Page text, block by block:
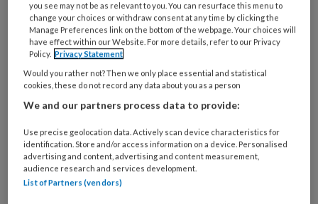
Wat
is
je
e-
mailadres?
Kies
je
wachtwoord* *
Kies
je
functie *
Bij
you see may not be as relevant to you. You can resurface this menu to
change your choices or withdraw consent at any time by clicking the
Manage Preferences link on the bottom of the webpage. Your choices will
have effect within our Website. For more details, refer to our Privacy
Policy. Privacy Statement
Would you rather not? Then we only place essential and statistical
cookies, these do not record any data about you as a person
We and our partners process data to provide:
Use precise geolocation data. Actively scan device characteristics for
identification. Store and/or access information on a device. Personalised
advertising and content, advertising and content measurement,
audience research and services development.
List of Partners (vendors)